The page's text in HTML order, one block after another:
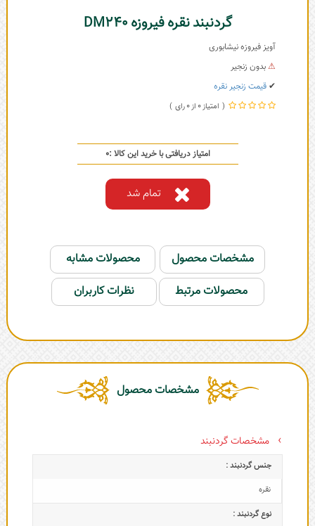
گردنبند نقره فیروزه DM240
آویز فیروزه نیشابوری
⚠بدون زنجیر
✔ قیمت زنجیر نقره
0
0
امتیاز دریافتی با خرید این کالا :0
تمام شد
مشخصات محصول
محصولات مشابه
محصولات مرتبط
نظرات کاربران
مشخصات محصول
مشخصات گردنبند
جنس گردنبند :
نقره
نوع گردنبند :